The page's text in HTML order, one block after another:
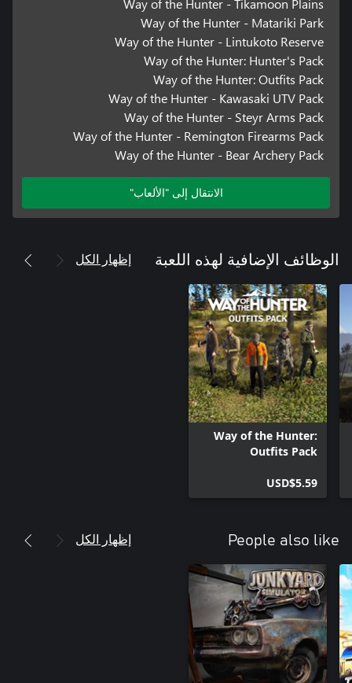
Way of the Hunter - Tikamoon Plains
Way of the Hunter - Matariki Park
Way of the Hunter - Lintukoto Reserve
Way of the Hunter: Hunter's Pack
Way of the Hunter: Outfits Pack
Way of the Hunter - Kawasaki UTV Pack
Way of the Hunter - Steyr Arms Pack
Way of the Hunter - Remington Firearms Pack
Way of the Hunter - Bear Archery Pack
الانتقال إلى "الألعاب"
الوظائف الإضافية لهذه اللعبة إظهار الكل
Way of the Hunter:
Outfits Pack
USD$5.59
People also like إظهار الكل